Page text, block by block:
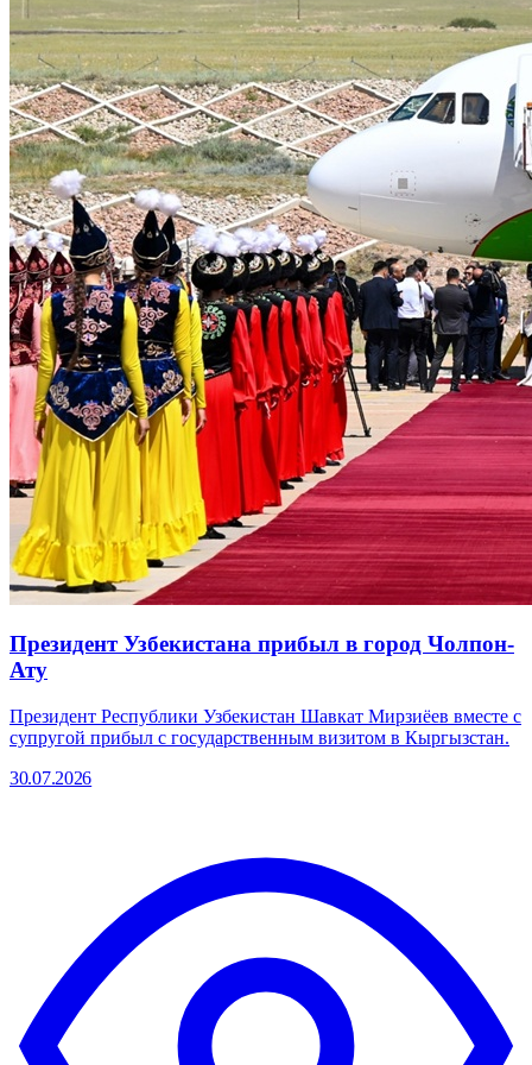
Президент Узбекистана прибыл в город Чолпон-
Ату
Президент Республики Узбекистан Шавкат Мирзиёев вместе с
супругой прибыл с государственным визитом в Кыргызстан.
30.07.2026